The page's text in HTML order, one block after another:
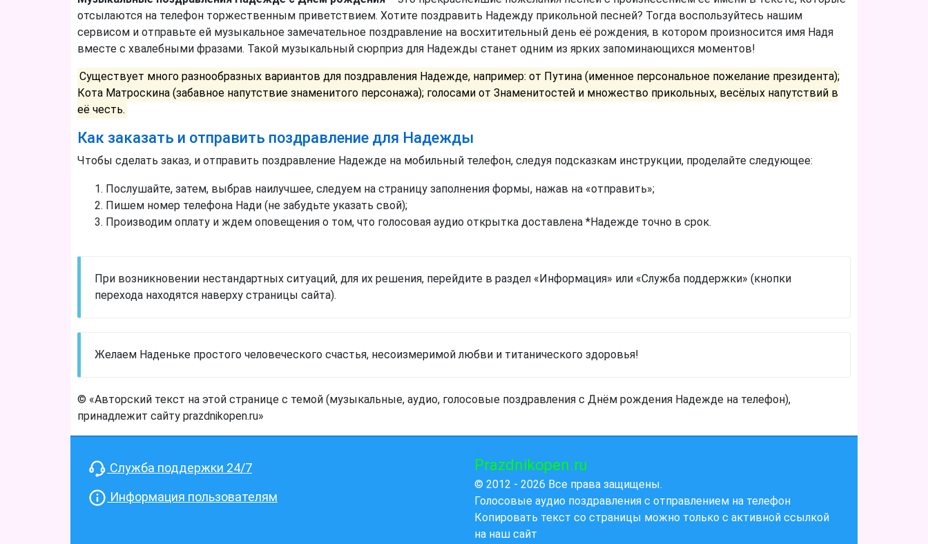
отсылаются на телефон торжественным приветствием. Хотите поздравить Надежду прикольной песней? Тогда воспользуйтесь нашим
сервисом и отправьте ей музыкальное замечательное поздравление на восхитительный день её рождения, в котором произносится имя Надя
вместе с хвалебными фразами. Такой музыкальный сюрприз для Надежды станет одним из ярких запоминающихся моментов!
Существует много разнообразных вариантов для поздравления Надежде, например: от Путина (именное персональное пожелание президента);
Кота Матроскина (забавное напутствие знаменитого персонажа); голосами от Знаменитостей и множество прикольных, весёлых напутствий в
её честь.
Как заказать и отправить поздравление для Надежды
Чтобы сделать заказ, и отправить поздравление Надежде на мобильный телефон, следуя подсказкам инструкции, проделайте следующее:
Послушайте, затем, выбрав наилучшее, следуем на страницу заполнения формы, нажав на «отправить»;
Пишем номер телефона Нади (не забудьте указать свой);
Производим оплату и ждем оповещения о том, что голосовая аудио открытка доставлена *Надежде точно в срок.
При возникновении нестандартных ситуаций, для их решения, перейдите в раздел «Информация» или «Служба поддержки» (кнопки
перехода находятся наверху страницы сайта).
Желаем Наденьке простого человеческого счастья, несоизмеримой любви и титанического здоровья!
© «Авторский текст на этой странице с темой (музыкальные, аудио, голосовые поздравления с Днём рождения Надежде на телефон),
принадлежит сайту prazdnikopen.ru»
Служба поддержки 24/7
Информация пользователям
Prazdnikopen.ru
© 2012 - 2026 Все права защищены.
Голосовые аудио поздравления с отправлением на телефон
Копировать текст со страницы можно только с активной ссылкой
на наш сайт